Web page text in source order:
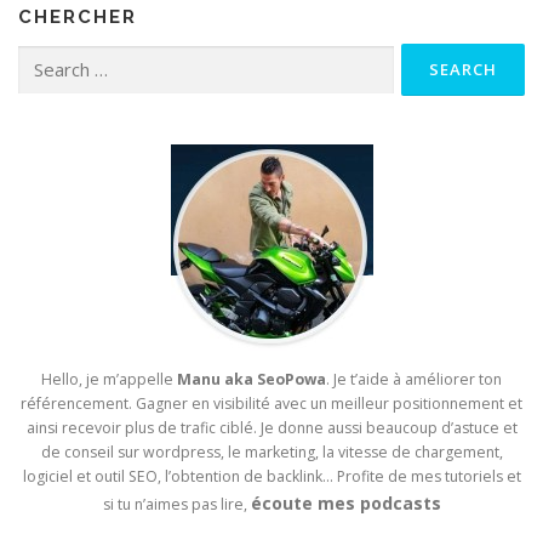
CHERCHER
Hello, je m’appelle Manu aka SeoPowa. Je t’aide à améliorer ton
référencement. Gagner en visibilité avec un meilleur positionnement et
ainsi recevoir plus de trafic ciblé. Je donne aussi beaucoup d’astuce et
de conseil sur wordpress, le marketing, la vitesse de chargement,
logiciel et outil SEO, l’obtention de backlink… Profite de mes tutoriels et
si tu n’aimes pas lire, écoute mes podcasts